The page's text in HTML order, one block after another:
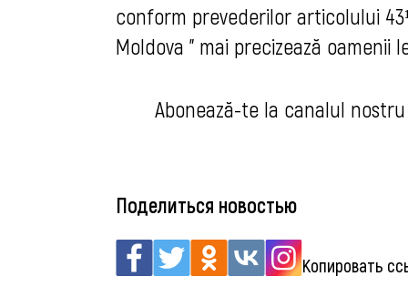
conform prevederilor articolului
Moldova " mai precizează oamenii
Abonează-te la canalul
Поделиться новостью
Копировать